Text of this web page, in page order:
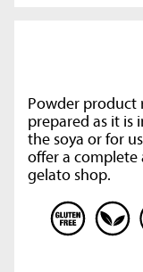
Powder product
prepared as it is
the soya or for
offer a
gelato shop.